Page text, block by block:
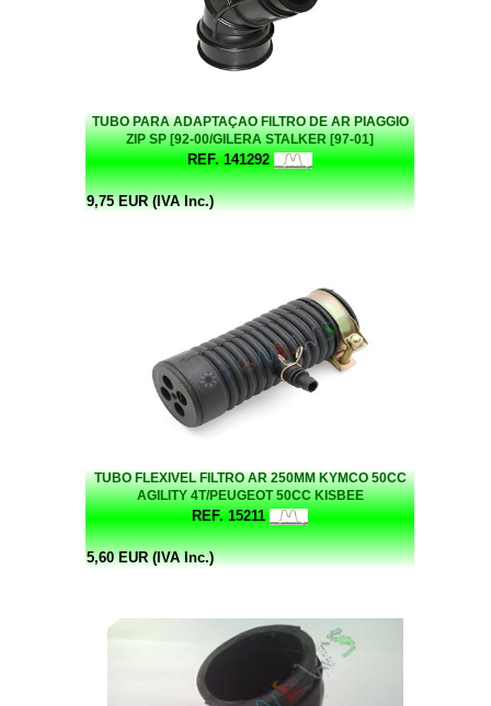
TUBO PARA ADAPTAÇAO FILTRO DE AR PIAGGIO
ZIP SP [92-00/GILERA STALKER [97-01]
REF. 141292
9,75 EUR (IVA Inc.)
TUBO FLEXIVEL FILTRO AR 250MM KYMCO 50CC
AGILITY 4T/PEUGEOT 50CC KISBEE
REF. 15211
5,60 EUR (IVA Inc.)